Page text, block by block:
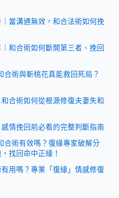
當溝通無效，和合法術如何挽
和合術如何斷開第三者、挽回
合術與斬桃花真能救回死局？
合術如何從根源修復夫妻失和
情挽回前必看的完整判斷指南
合術有效嗎？復緣專家破解分
找回命中正緣！
用嗎？專業「復緣」情感修復